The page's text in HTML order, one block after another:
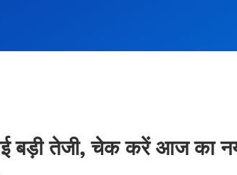
बड़ी तेजी, चेक करें आज का